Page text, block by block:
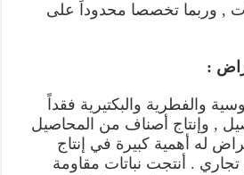
, وربما تخصصا محدوداً على
:
والفطرية والبكتيرية فقداً
, وإنتاج أصناف من المحاصيل
له أهمية كبيرة في إنتاج
. أنتجت نباتات مقاومة